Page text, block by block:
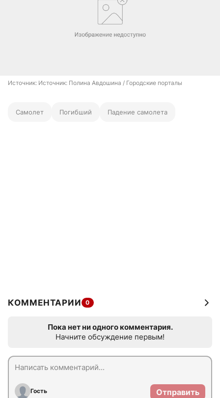
Источник: Источник: Полина Авдошина / Городские порталы
Самолет Погибший Падение самолета
КОММЕНТАРИИ 0
Пока нет ни одного комментария.
Начните обсуждение первым!
Гость Отправить